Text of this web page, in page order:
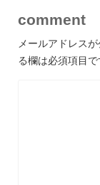
comment
メールアドレス
る欄は必須項目で